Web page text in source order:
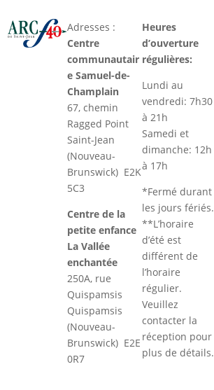
Adresses :
Centre
communautair
e Samuel-de-
Champlain
67, chemin
Ragged Point
Saint-Jean
(Nouveau-
Brunswick) E2K
5C3
Centre de la
petite enfance
La Vallée
enchantée
250A, rue
Quispamsis
Quispamsis
(Nouveau-
Brunswick) E2E
0R7
Heures
d’ouverture
régulières:
Lundi au
vendredi: 7h30
à 21h
Samedi et
dimanche: 12h
à 17h
*Fermé durant
les jours fériés.
**L’horaire
d’été est
différent de
l’horaire
régulier.
Veuillez
contacter la
réception pour
plus de détails.